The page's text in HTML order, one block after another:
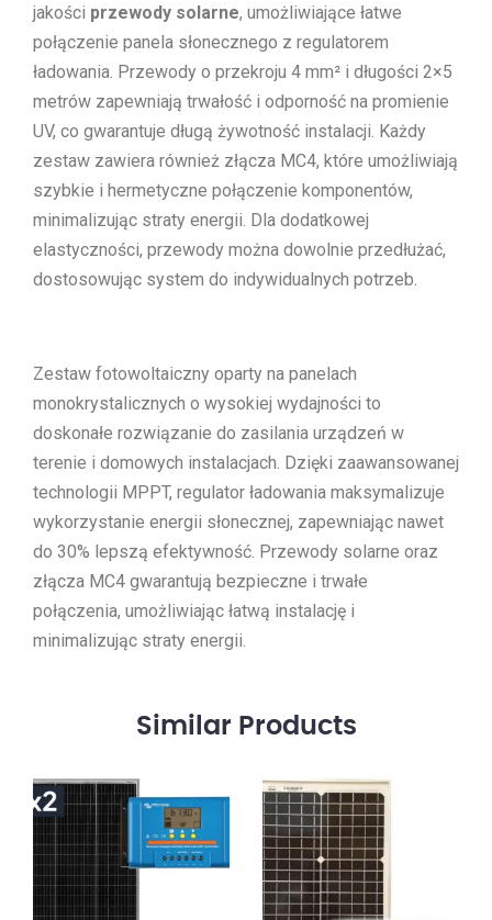
jakości przewody solarne, umożliwiające łatwe
połączenie panela słonecznego z regulatorem
ładowania. Przewody o przekroju 4 mm² i długości 2×5
metrów zapewniają trwałość i odporność na promienie
UV, co gwarantuje długą żywotność instalacji. Każdy
zestaw zawiera również złącza MC4, które umożliwiają
szybkie i hermetyczne połączenie komponentów,
minimalizując straty energii. Dla dodatkowej
elastyczności, przewody można dowolnie przedłużać,
dostosowując system do indywidualnych potrzeb.
Zestaw fotowoltaiczny oparty na panelach
monokrystalicznych o wysokiej wydajności to
doskonałe rozwiązanie do zasilania urządzeń w
terenie i domowych instalacjach. Dzięki zaawansowanej
technologii MPPT, regulator ładowania maksymalizuje
wykorzystanie energii słonecznej, zapewniając nawet
do 30% lepszą efektywność. Przewody solarne oraz
złącza MC4 gwarantują bezpieczne i trwałe
połączenia, umożliwiając łatwą instalację i
minimalizując straty energii.
Similar Products